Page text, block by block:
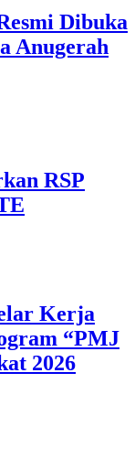
Dibuka
Anugerah
RSP
Kerja
“PMJ
2026